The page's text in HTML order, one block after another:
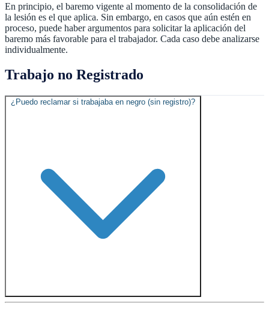
En principio, el baremo vigente al momento de la consolidación de
la lesión es el que aplica. Sin embargo, en casos que aún estén en
proceso, puede haber argumentos para solicitar la aplicación del
baremo más favorable para el trabajador. Cada caso debe analizarse
individualmente.
Trabajo no Registrado